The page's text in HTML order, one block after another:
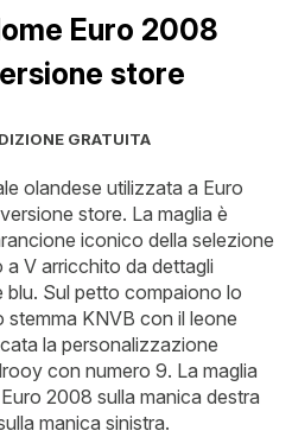
Euro 2008
store
GRATUITA
olandese utilizzata a Euro
store. La maglia è
iconico della selezione
V arricchito da dettagli
Sul petto compaiono lo
KNVB con il leone
la personalizzazione
con numero 9. La maglia
2008 sulla manica destra
manica sinistra.